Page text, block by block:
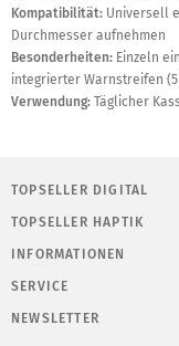
Kompatibilität: Universell
Durchmesser aufnehmen
Besonderheiten: Einzeln
integrierter Warnstreifen
Verwendung: Täglicher
TOPSELLER DIGITAL
TOPSELLER HAPTIK
INFORMATIONEN
SERVICE
NEWSLETTER